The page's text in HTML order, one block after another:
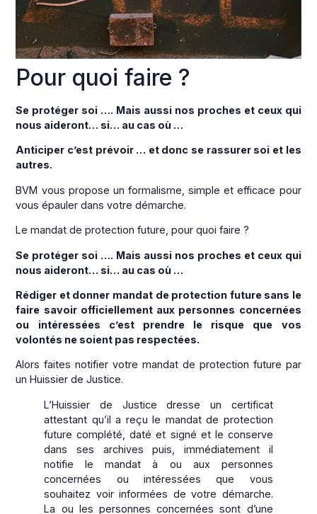
Pour quoi faire ?
Se protéger soi …. Mais aussi nos proches et ceux qui
nous aideront… si… au cas où …
Anticiper c’est prévoir … et donc se rassurer soi et les
autres.
BVM vous propose un formalisme, simple et efficace pour
vous épauler dans votre démarche.
Le mandat de protection future, pour quoi faire ?
Se protéger soi …. Mais aussi nos proches et ceux qui
nous aideront… si… au cas où …
Rédiger et donner mandat de protection future sans le
faire savoir officiellement aux personnes concernées
ou intéressées c’est prendre le risque que vos
volontés ne soient pas respectées.
Alors faites notifier votre mandat de protection future par
un Huissier de Justice.
L’Huissier de Justice dresse un certificat
attestant qu’il a reçu le mandat de protection
future complété, daté et signé et le conserve
dans ses archives puis, immédiatement il
notifie le mandat à ou aux personnes
concernées ou intéressées que vous
souhaitez voir informées de votre démarche.
La ou les personnes concernées sont d’une